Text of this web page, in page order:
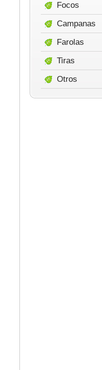
Focos
Campanas
Farolas
Tiras
Otros